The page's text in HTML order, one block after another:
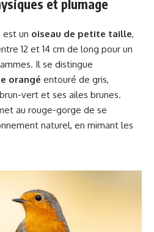
et plumage
un oiseau de petite taille,
12 et 14 cm de long pour un
Il se distingue
orangé entouré de gris,
vert et ses ailes brunes.
au rouge-gorge de se
naturel, en mimant les